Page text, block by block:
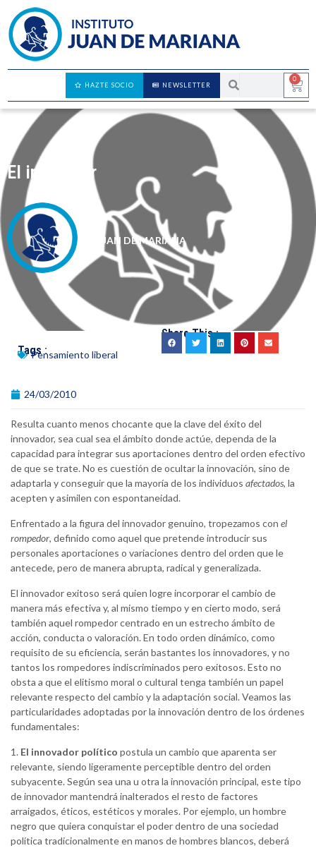
0
NEWSLETTER
HAZTE SOCIO
El innovador
JUAN DE MARIANA
Tags :Pensamiento liberal
Share This :
24/03/2010
Resulta cuanto menos chocante que la clave del éxito del
innovador, sea cual sea el ámbito donde actúe, dependa de la
capacidad para integrar sus aportaciones dentro del orden efectivo
de que se trate. No es cuestión de ocultar la innovación, sino de
adaptarla y conseguir que la mayoría de los individuos afectados, la
acepten y asimilen con espontaneidad.
Enfrentado a la figura del innovador genuino, tropezamos con el
rompedor, definido como aquel que pretende introducir sus
personales aportaciones o variaciones dentro del orden que le
antecede, pero de manera abrupta, radical y generalizada.
El innovador exitoso será quien logre incorporar el cambio de
manera más efectiva y, al mismo tiempo y en cierto modo, será
también aquel rompedor centrado en un estrecho ámbito de
acción, conducta o valoración. En todo orden dinámico, como
requisito de su eficiencia, serán bastantes los innovadores, y no
tantos los rompedores indiscriminados pero exitosos. Esto no
obsta a que el elitismo moral o cultural tenga también un papel
relevante respecto del cambio y la adaptación social. Veamos las
particularidades adoptadas por la innovación dentro de los órdenes
fundamentales:
1. El innovador político postula un cambio que aparenta ser
relevante, siendo ligeramente perceptible dentro del orden
subyacente. Según sea una u otra la innovación principal, este tipo
de innovador mantendrá inalterados el resto de factores
arraigados, éticos, estéticos y morales. Por ejemplo, un hombre
negro que quiera conquistar el poder dentro de una sociedad
política tradicionalmente en manos de hombres blancos, deberá